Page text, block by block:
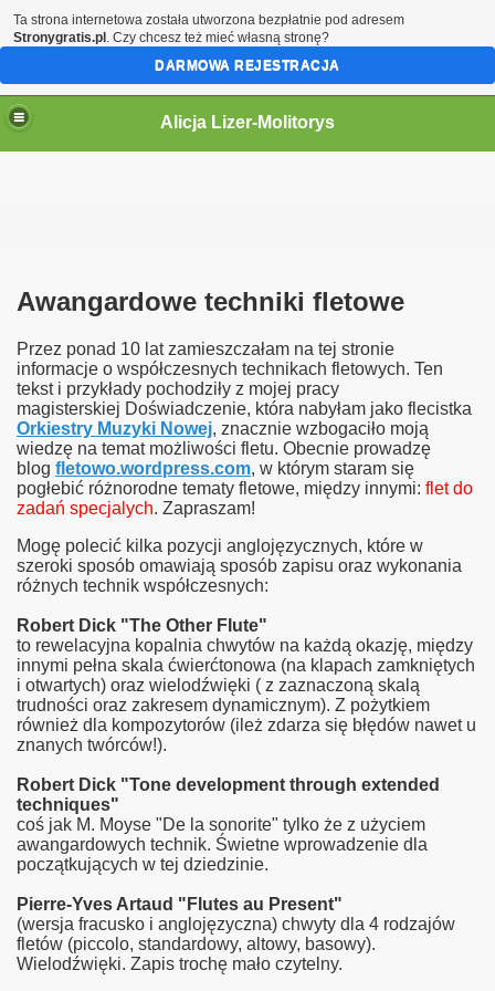
Alicja Lizer-Molitorys
Awangardowe techniki fletowe
Przez ponad 10 lat zamieszczałam na tej stronie
informacje o współczesnych technikach fletowych. Ten
tekst i przykłady pochodziły z mojej pracy
magisterskiej Doświadczenie, która nabyłam jako flecistka
Orkiestry Muzyki Nowej, znacznie wzbogaciło moją
wiedzę na temat możliwości fletu. Obecnie prowadzę
blog fletowo.wordpress.com, w którym staram się
pogłebić różnorodne tematy fletowe, między innymi: flet do
zadań specjalych. Zapraszam!
Mogę polecić kilka pozycji anglojęzycznych, które w
szeroki sposób omawiają sposób zapisu oraz wykonania
różnych technik współczesnych:
Robert Dick "The Other Flute"
to rewelacyjna kopalnia chwytów na każdą okazję, między
innymi pełna skala ćwierćtonowa (na klapach zamkniętych
i otwartych) oraz wielodźwięki ( z zaznaczoną skalą
trudności oraz zakresem dynamicznym). Z pożytkiem
również dla kompozytorów (ileż zdarza się błędów nawet u
znanych twórców!).
Robert Dick "Tone development through extended
techniques"
coś jak M. Moyse "De la sonorite" tylko że z użyciem
awangardowych technik. Świetne wprowadzenie dla
początkujących w tej dziedzinie.
Pierre-Yves Artaud "Flutes au Present"
(wersja fracusko i anglojęzyczna) chwyty dla 4 rodzajów
fletów (piccolo, standardowy, altowy, basowy).
Wielodźwięki. Zapis trochę mało czytelny.
Ta strona internetowa została utworzona bezpłatnie pod adresem
Stronygratis.pl . Czy chcesz też mieć własną stronę?
DARMOWA REJESTRACJA